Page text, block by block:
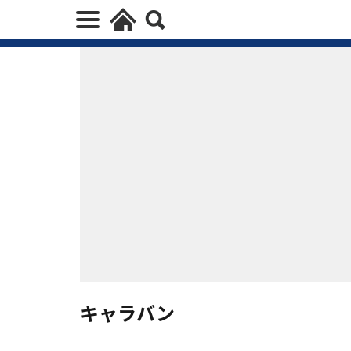
キャラバン